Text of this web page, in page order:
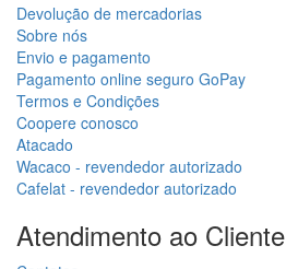
Devolução de mercadorias
Sobre nós
Envio e pagamento
Pagamento online seguro GoPay
Termos e Condições
Coopere conosco
Atacado
Wacaco - revendedor autorizado
Cafelat - revendedor autorizado
Atendimento ao Cliente